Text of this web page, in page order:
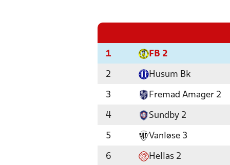
1 FB 2
2 Husum Bk
3 Fremad Amager 2
4 Sundby 2
5 Vanløse 3
6 Hellas 2